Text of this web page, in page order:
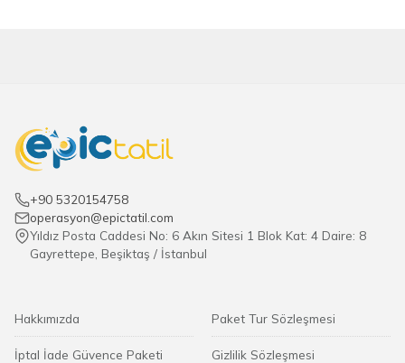
+90 5320154758
operasyon@epictatil.com
Yıldız Posta Caddesi No: 6 Akın Sitesi 1 Blok Kat: 4 Daire: 8
Gayrettepe, Beşiktaş / İstanbul
Hakkımızda
İptal İade Güvence Paketi
Paket Tur Sözleşmesi
Gizlilik Sözleşmesi